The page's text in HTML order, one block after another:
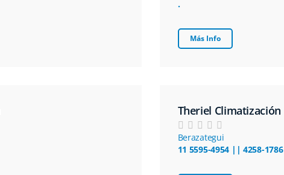
.
Más Info
Theriel Climatización
Berazategui
11 5595-4954 || 4258-1786